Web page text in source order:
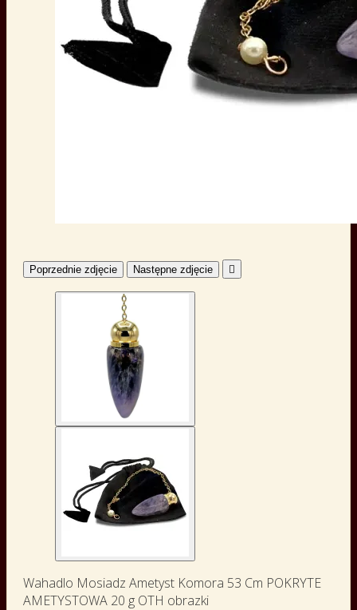
Poprzednie zdjęcie Następne zdjęcie 
Wahadlo Mosiadz Ametyst Komora 53 Cm POKRYTE
AMETYSTOWA 20 g OTH obrazki